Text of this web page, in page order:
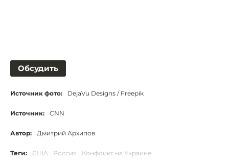
Обсудить
Источник фото: DejaVu Designs / Freepik
Источник: CNN
Автор: Дмитрий Архипов
Теги: США Россия Конфликт на Украине